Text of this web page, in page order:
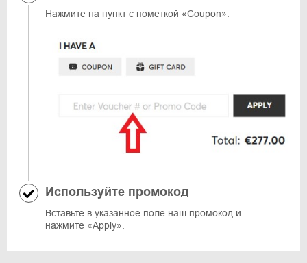
Нажмите на пункт с пометкой «Coupon».
Используйте промокод
Вставьте в указанное поле наш промокод и
нажмите «Apply».